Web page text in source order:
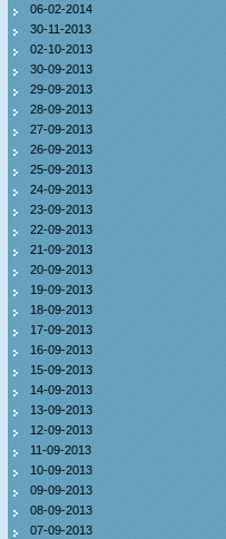
06-02-2014
30-11-2013
02-10-2013
30-09-2013
29-09-2013
28-09-2013
27-09-2013
26-09-2013
25-09-2013
24-09-2013
23-09-2013
22-09-2013
21-09-2013
20-09-2013
19-09-2013
18-09-2013
17-09-2013
16-09-2013
15-09-2013
14-09-2013
13-09-2013
12-09-2013
11-09-2013
10-09-2013
09-09-2013
08-09-2013
07-09-2013